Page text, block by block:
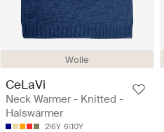
Wolle
CeLaVi
Neck Warmer - Knitted -
Halswärmer
2\6Y 6\10Y